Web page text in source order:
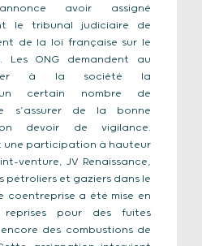
avoir assigné
le tribunal judiciaire de
de la loi française sur le
Les ONG demandent au
à la société la
certain nombre de
s’assurer de la bonne
devoir de vigilance.
une participation à hauteur
venture, JV Renaissance,
pétroliers et gaziers dans le
coentreprise a été mise en
pour des fuites
des combustions de